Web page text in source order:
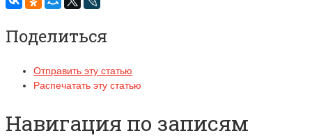
Поделиться
Отправить эту статью
Распечатать эту статью
Навигация по записям